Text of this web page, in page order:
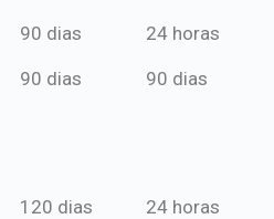
90 dias 24 horas
90 dias 90 dias
120 dias 24 horas